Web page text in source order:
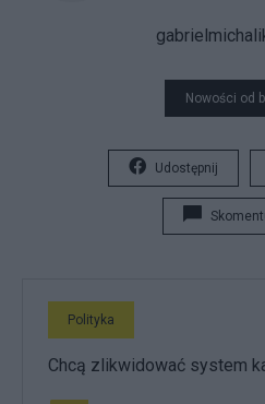
Nowości od
Udostępnij
Polityka
Chcą zlikwidować system